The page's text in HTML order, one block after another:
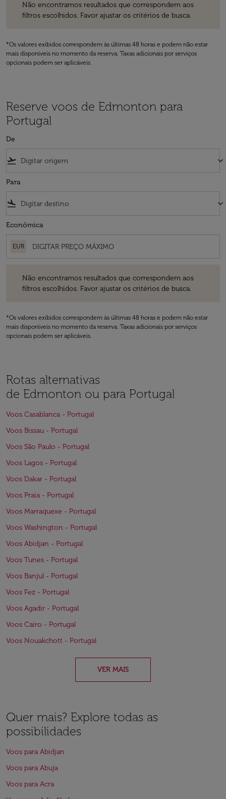
Não encontramos resultados que correspondem aos
filtros escolhidos. Favor ajustar os critérios de busca.
*Os valores exibidos correspondem às últimas 48 horas e podem não estar
mais disponíveis no momento da reserva. Taxas adicionais por serviços
opcionais podem ser aplicáveis.
Reserve voos de Edmonton para
Portugal
De
flight_takeoff keyboard_arrow_down
Para
flight_land keyboard_arrow_down
Econômica
EUR
Não encontramos resultados que correspondem aos
filtros escolhidos. Favor ajustar os critérios de busca.
*Os valores exibidos correspondem às últimas 48 horas e podem não estar
mais disponíveis no momento da reserva. Taxas adicionais por serviços
opcionais podem ser aplicáveis.
Rotas alternativas
de Edmonton ou para Portugal
Voos Casablanca - Portugal
Voos Bissau - Portugal
Voos São Paulo - Portugal
Voos Lagos - Portugal
Voos Dakar - Portugal
Voos Praia - Portugal
Voos Marraquexe - Portugal
Voos Washington - Portugal
Voos Abidjan - Portugal
Voos Tunes - Portugal
Voos Banjul - Portugal
Voos Fez - Portugal
Voos Agadir - Portugal
Voos Cairo - Portugal
Voos Nouakchott - Portugal
VER MAIS
Quer mais? Explore todas as
possibilidades
Voos para Abidjan
Voos para Abuja
Voos para Acra